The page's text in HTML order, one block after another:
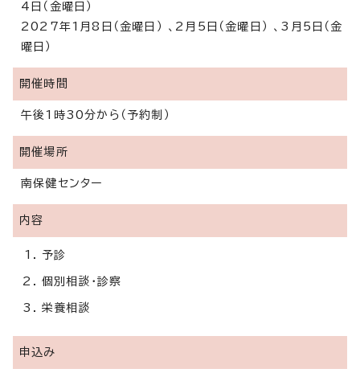
4日（金曜日）
2027年1月8日（金曜日） 、2月5日（金曜日） 、3月5日（金
曜日）
開催時間
午後1時30分から（予約制）
開催場所
南保健センター
内容
予診
個別相談・診察
栄養相談
申込み